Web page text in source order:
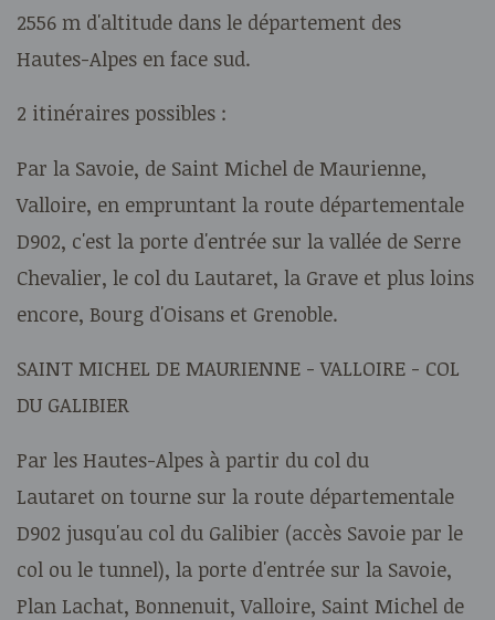
2556 m d'altitude dans le département des
Hautes-Alpes en face sud.
2 itinéraires possibles :
Par la Savoie, de Saint Michel de Maurienne,
Valloire, en empruntant la route départementale
D902, c'est la porte d'entrée sur la vallée de Serre
Chevalier, le col du Lautaret, la Grave et plus loins
encore, Bourg d'Oisans et Grenoble.
SAINT MICHEL DE MAURIENNE - VALLOIRE - COL
DU GALIBIER
Par les Hautes-Alpes à partir du col du
Lautaret on tourne sur la route départementale
D902 jusqu'au col du Galibier (accès Savoie par le
col ou le tunnel), la porte d'entrée sur la Savoie,
Plan Lachat, Bonnenuit, Valloire, Saint Michel de